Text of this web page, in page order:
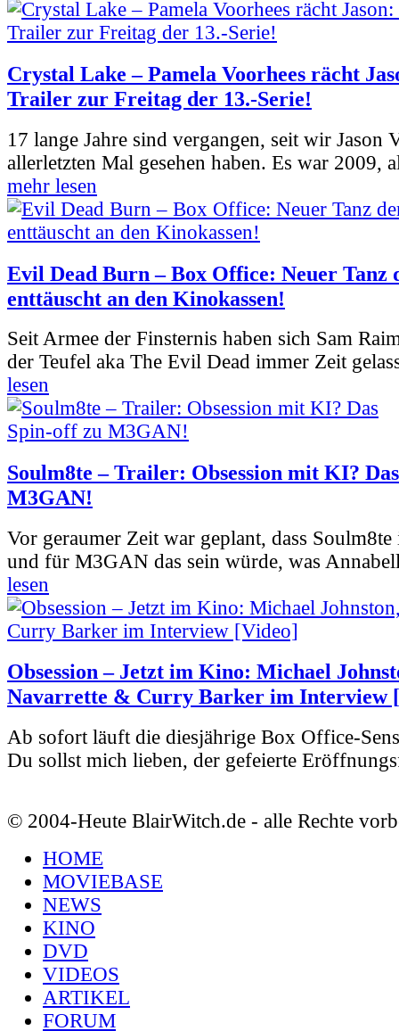
Crystal Lake – Pamela Voorhees rächt
Trailer zur Freitag der 13.-Serie!
17 lange Jahre sind vergangen, seit wir Jason
allerletzten Mal gesehen haben. Es war 2009,
mehr lesen
Evil Dead Burn – Box Office: Neuer Tanz
enttäuscht an den Kinokassen!
Seit Armee der Finsternis haben sich Sam
der Teufel aka The Evil Dead immer Zeit
lesen
Soulm8te – Trailer: Obsession mit KI?
M3GAN!
Vor geraumer Zeit war geplant, dass
und für M3GAN das sein würde, was
lesen
Obsession – Jetzt im Kino: Michael
Navarrette & Curry Barker im Interview
Ab sofort läuft die diesjährige Box Office-
Du sollst mich lieben, der gefeierte
© 2004-Heute BlairWitch.de - alle Rechte
HOME
MOVIEBASE
NEWS
KINO
DVD
VIDEOS
ARTIKEL
FORUM